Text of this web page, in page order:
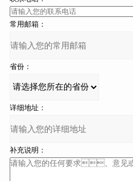
常用邮箱：
省份：
详细地址：
补充说明：